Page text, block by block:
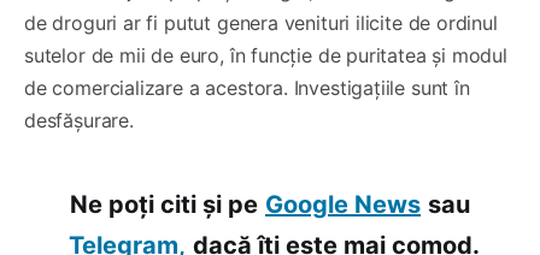
de droguri ar fi putut genera venituri ilicite de ordinul
sutelor de mii de euro, în funcție de puritatea și modul
de comercializare a acestora. Investigațiile sunt în
desfășurare.
Ne poți citi și pe Google News sau
Telegram, dacă îți este mai comod.